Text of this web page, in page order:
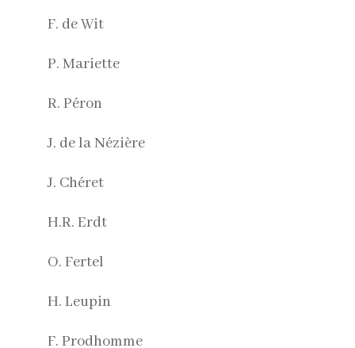
F. de Wit
P. Mariette
R. Péron
J. de la Nézière
J. Chéret
H.R. Erdt
O. Fertel
H. Leupin
F. Prodhomme